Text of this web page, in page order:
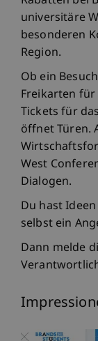
universitäre
besonderen
Region.
Ob ein
Freikarten für
Tickets für
öffnet Türen.
West
Dialogen.
Du hast
selbst ein
Dann melde